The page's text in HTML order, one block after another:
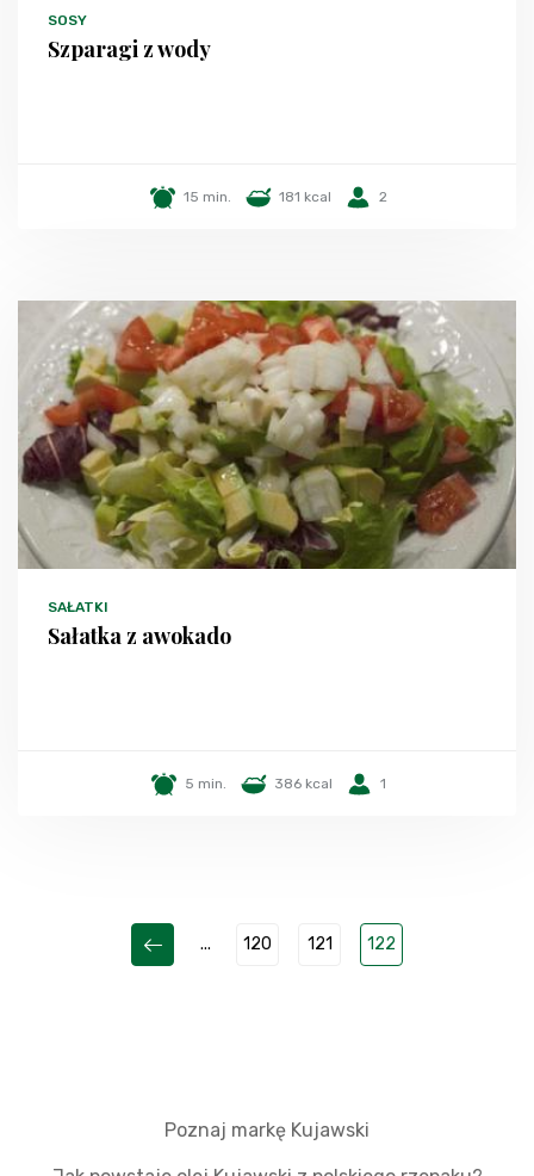
SOSY
Szparagi z wody
15 min. 181 kcal 2
SAŁATKI
Sałatka z awokado
5 min. 386 kcal 1
... 120 121 122
Poznaj markę Kujawski